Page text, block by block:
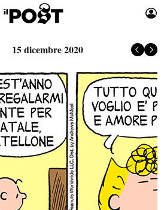
Moda
Libri
Consumismi
Storie/Idee
Ok Boomer!
Media
Europa
15 dicembre 2020